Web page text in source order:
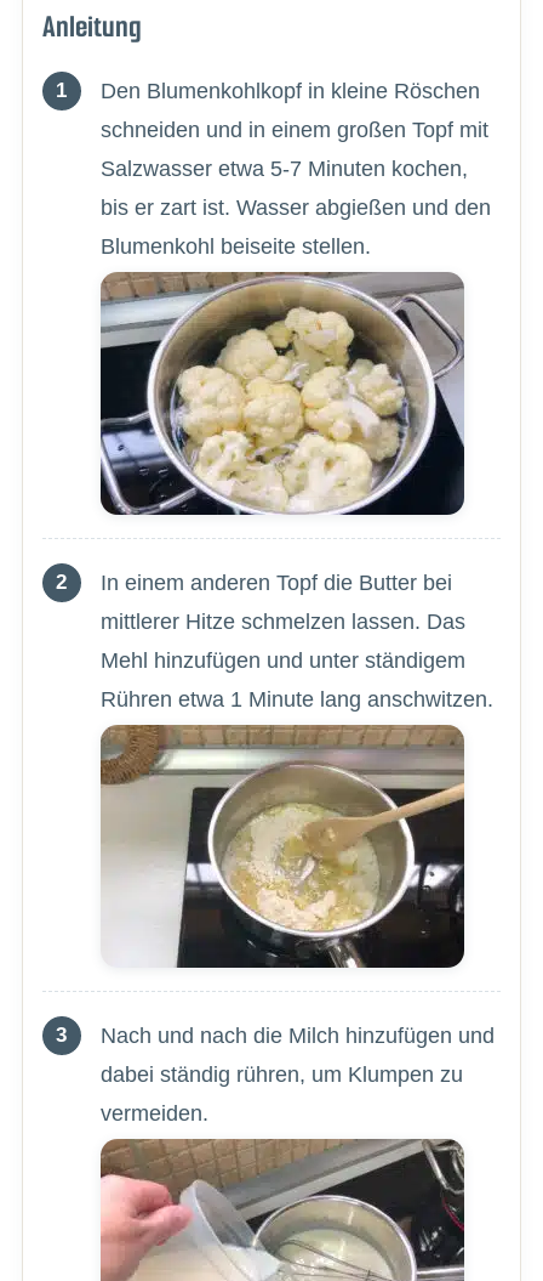
Anleitung
Den Blumenkohlkopf in kleine Röschen
schneiden und in einem großen Topf mit
Salzwasser etwa 5-7 Minuten kochen,
bis er zart ist. Wasser abgießen und den
Blumenkohl beiseite stellen.
In einem anderen Topf die Butter bei
mittlerer Hitze schmelzen lassen. Das
Mehl hinzufügen und unter ständigem
Rühren etwa 1 Minute lang anschwitzen.
Nach und nach die Milch hinzufügen und
dabei ständig rühren, um Klumpen zu
vermeiden.